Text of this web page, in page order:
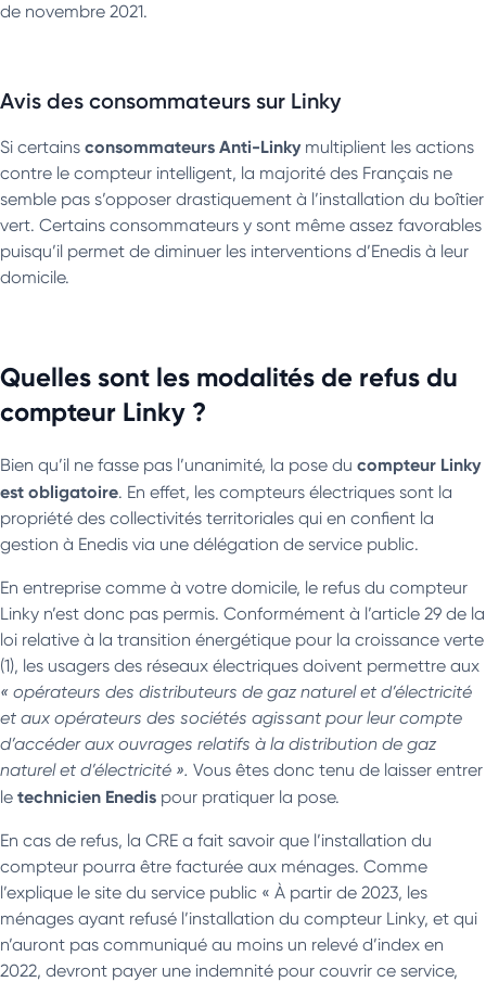
de novembre 2021.
Avis des consommateurs sur Linky
Si certains consommateurs Anti-Linky multiplient les actions
contre le compteur intelligent, la majorité des Français ne
semble pas s’opposer drastiquement à l’installation du boîtier
vert. Certains consommateurs y sont même assez favorables
puisqu’il permet de diminuer les interventions d’Enedis à leur
domicile.
Quelles sont les modalités de refus du
compteur Linky ?
Bien qu’il ne fasse pas l’unanimité, la pose du compteur Linky
est obligatoire. En effet, les compteurs électriques sont la
propriété des collectivités territoriales qui en confient la
gestion à Enedis via une délégation de service public.
En entreprise comme à votre domicile, le refus du compteur
Linky n’est donc pas permis. Conformément à l’article 29 de la
loi relative à la transition énergétique pour la croissance verte
(1), les usagers des réseaux électriques doivent permettre aux
« opérateurs des distributeurs de gaz naturel et d’électricité
et aux opérateurs des sociétés agissant pour leur compte
d’accéder aux ouvrages relatifs à la distribution de gaz
naturel et d’électricité ». Vous êtes donc tenu de laisser entrer
le technicien Enedis pour pratiquer la pose.
En cas de refus, la CRE a fait savoir que l’installation du
compteur pourra être facturée aux ménages. Comme
l’explique le site du service public « À partir de 2023, les
ménages ayant refusé l’installation du compteur Linky, et qui
n’auront pas communiqué au moins un relevé d’index en
2022, devront payer une indemnité pour couvrir ce service,